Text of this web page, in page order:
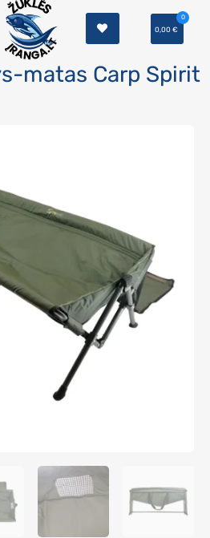
0,00€
0
matas Carp Spirit